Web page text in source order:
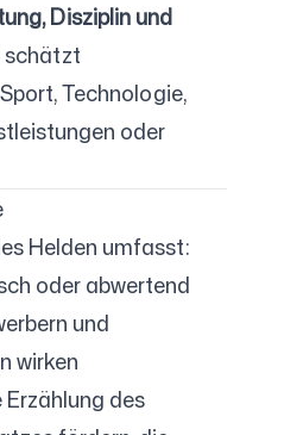
Disziplin und
schätzt
Technologie,
oder
Helden umfasst:
oder abwertend
und
wirken
des